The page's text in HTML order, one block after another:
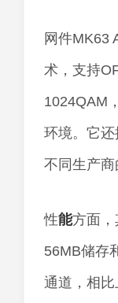
网件MK63
术，支持
1024QAM
环境。它
不同生产商
性能方面
56MB储存
通道，相